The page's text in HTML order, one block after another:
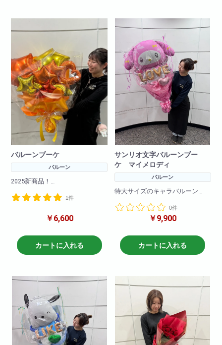
バルーンブーケ
バルーン
2025新商品！
ケ！
４４０円となります
※色変更などはご注文時のご要望
蘭にご入力くださいませ
1件
￥6,600
カートに入れる
サンリオ文字バルーンブー
ケ マイメロディ
バルーン
特大サイズのキャラバルーン
く仕上げました！
花束です!
一生の思い出に！プレゼントに
最適!
4文字を超えるものは一文字+550
円で承ります。)
0件
￥9,900
カートに入れる